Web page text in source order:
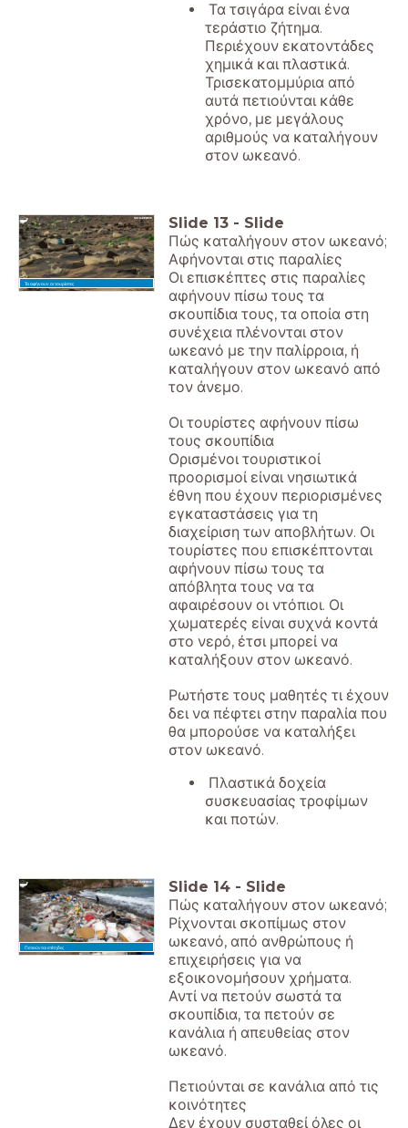
Τα τσιγάρα είναι ένα
τεράστιο ζήτημα.
Περιέχουν εκατοντάδες
χημικά και πλαστικά.
Τρισεκατομμύρια από
αυτά πετιούνται κάθε
χρόνο, με μεγάλους
αριθμούς να καταλήγουν
στον ωκεανό.
Τα αφήνουν οι τουρίστες
Slide 13 - Slide
Πώς καταλήγουν στον ωκεανό;
Αφήνονται στις παραλίες
Οι επισκέπτες στις παραλίες
αφήνουν πίσω τους τα
σκουπίδια τους, τα οποία στη
συνέχεια πλένονται στον
ωκεανό με την παλίρροια, ή
καταλήγουν στον ωκεανό από
τον άνεμο.
Οι τουρίστες αφήνουν πίσω
τους σκουπίδια
Ορισμένοι τουριστικοί
προορισμοί είναι νησιωτικά
έθνη που έχουν περιορισμένες
εγκαταστάσεις για τη
διαχείριση των αποβλήτων. Οι
τουρίστες που επισκέπτονται
αφήνουν πίσω τους τα
απόβλητα τους να τα
αφαιρέσουν οι ντόπιοι. Οι
χωματερές είναι συχνά κοντά
στο νερό, έτσι μπορεί να
καταλήξουν στον ωκεανό.
Ρωτήστε τους μαθητές τι έχουν
δει να πέφτει στην παραλία που
θα μπορούσε να καταλήξει
στον ωκεανό.
Πλαστικά δοχεία
συσκευασίας τροφίμων
και ποτών.
Πετιούνται επίτηδες
Slide 14 - Slide
Πώς καταλήγουν στον ωκεανό;
Ρίχνονται σκοπίμως στον
ωκεανό, από ανθρώπους ή
επιχειρήσεις για να
εξοικονομήσουν χρήματα.
Αντί να πετούν σωστά τα
σκουπίδια, τα πετούν σε
κανάλια ή απευθείας στον
ωκεανό.
Πετιούνται σε κανάλια από τις
κοινότητες
Δεν έχουν συσταθεί όλες οι